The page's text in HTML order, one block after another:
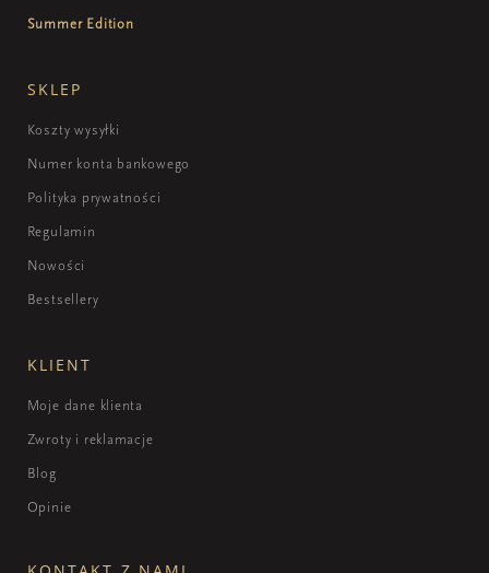
Summer Edition
SKLEP
Koszty wysyłki
Numer konta bankowego
Polityka prywatności
Regulamin
Nowości
Bestsellery
KLIENT
Moje dane klienta
Zwroty i reklamacje
Blog
Opinie